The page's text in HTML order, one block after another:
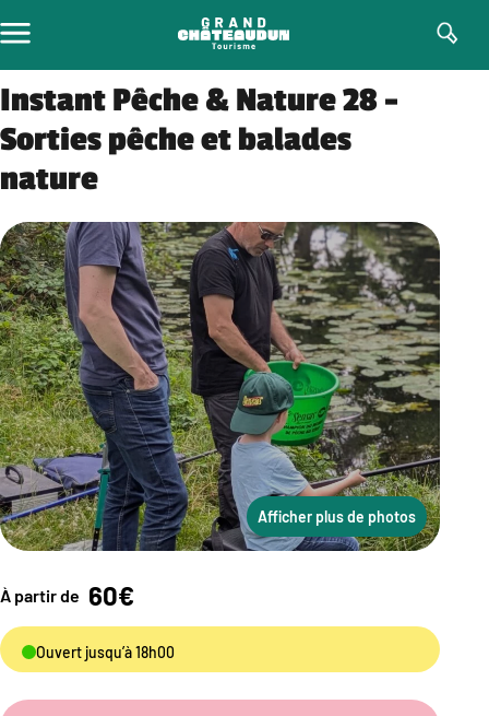
au
contenu
Instant Pêche & Nature 28 –
Sorties pêche et balades
nature
Afficher plus de photos
À partir de 60€
Ouvert jusqu’à 18h00